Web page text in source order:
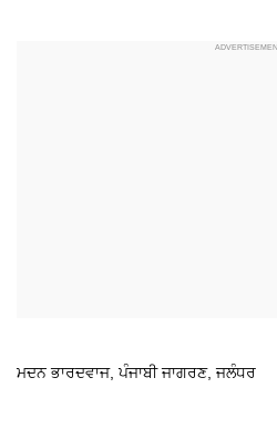
ਮਦਨ ਭਾਰਦਵਾਜ, ਪੰਜਾਬੀ ਜਾਗਰਣ, ਜਲੰਧਰ